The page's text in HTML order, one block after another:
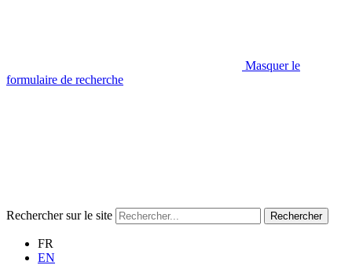
Masquer le
formulaire de recherche
Rechercher sur le site Rechercher
FR
EN